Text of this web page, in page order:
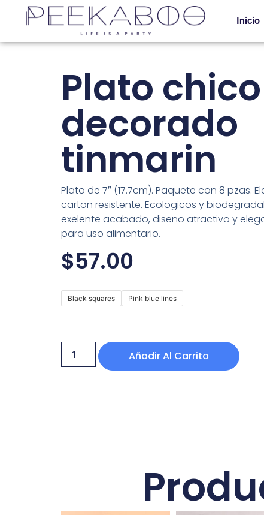
Inicio
Plato chico
decorado
tinmarin
Plato de 7″ (17.7cm). Paquete con 8 pzas.
carton resistente. Ecologicos y
exelente acabado, diseño atractivo y
para uso alimentario.
$57.00
Black squares Pink blue lines
Añadir Al Carrito